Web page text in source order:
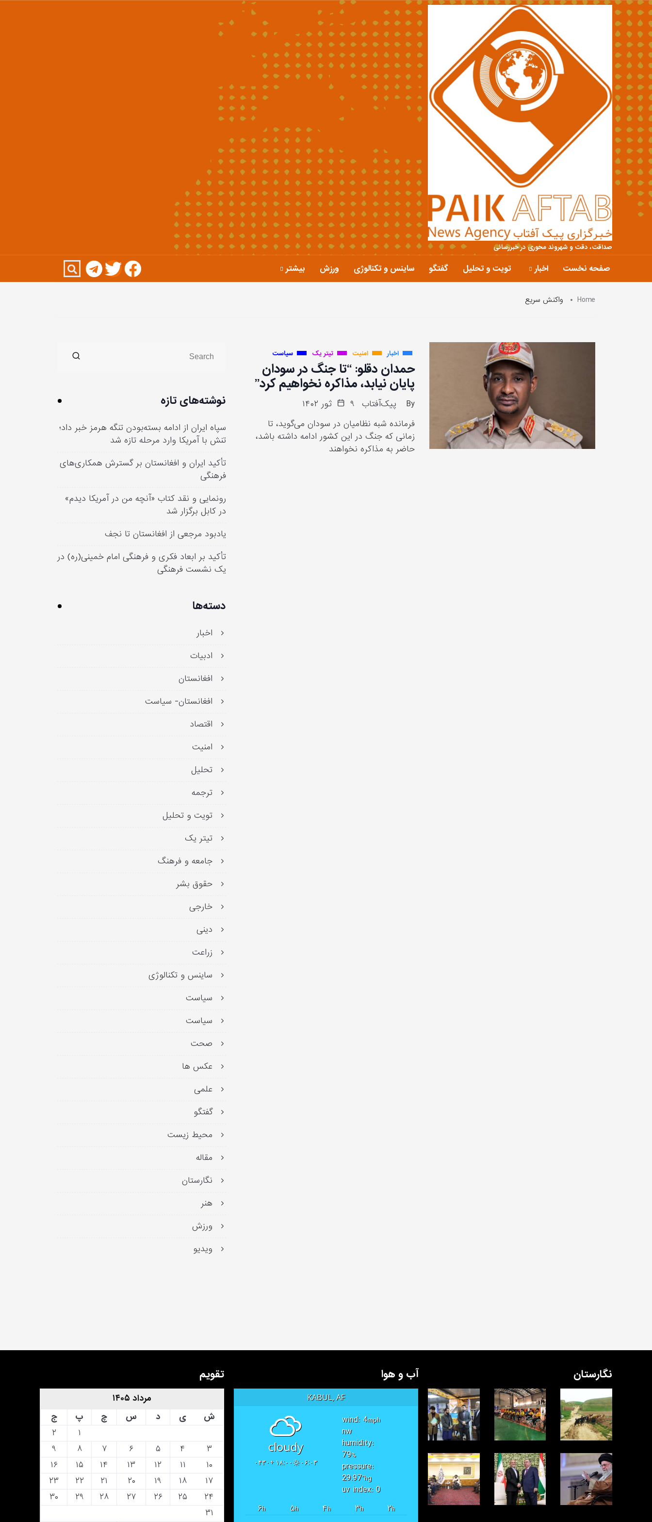
صداقت، دقت و شهروند محوری در خبررسانی
صفحه نخست اخبار تویت و تحلیل گفتگو ساینس و تکنالوژی ورزش بیشتر
Home واکنش سریع
اخبار امنیت تیتر یک سیاست
حمدان دقلو: “تا جنگ در سودان
پایان نیابد، مذاکره نخواهیم کرد”
By پیک‌آفتاب ۹ ثور ۱۴۰۲
فرمانده شبه نظامیان در سودان می‌گوید، تا
زمانی که جنگ در این کشور ادامه داشته باشد،
حاضر به مذاکره نخواهند
نوشته‌های تازه
سپاه ایران از ادامه بسته‌بودن تنگه هرمز خبر داد؛
تنش با آمریکا وارد مرحله تازه شد
تأکید ایران و افغانستان بر گسترش همکاری‌های
فرهنگی
رونمایی و نقد کتاب «آنچه من در آمریکا دیدم»
در کابل برگزار شد
یادبود مرجعی از افغانستان تا نجف
تأکید بر ابعاد فکری و فرهنگی امام خمینی(ره) در
یک نشست فرهنگی
دسته‌ها
اخبار
ادبیات
افغانستان
افغانستان- سیاست
اقتصاد
امنیت
تحلیل
ترجمه
تویت و تحلیل
تیتر یک
جامعه و فرهنگ
حقوق بشر
خارجی
دینی
زراعت
ساینس و تکنالوژی
سیاست
سیاست
صحت
عکس ها
علمی
گفتگو
محیط زیست
مقاله
نگارستان
هنر
ورزش
ویدیو
نگارستان آب و هوا
KABUL, AF
cloudy
۰۶:۰۳ ۱۸:۰۰ +۰۴۳۰
wind: 4mph
nw
humidity:
79%
pressure:
29.97"hg
uv index: 0
۲h ۳h ۴h ۵h ۶h
تقویم
مرداد ۱۴۰۵
ش
ی د س چ پ
ج
۱
۲
۳
۴ ۵ ۶ ۷ ۸
۹
۱۰
۱۱ ۱۲ ۱۳ ۱۴ ۱۵
۱۶
۱۷
۱۸ ۱۹ ۲۰ ۲۱ ۲۲
۲۳
۲۴
۲۵ ۲۶ ۲۷ ۲۸ ۲۹
۳۰
۳۱